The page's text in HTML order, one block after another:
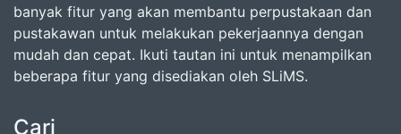
banyak fitur yang akan membantu perpustakaan dan
pustakawan untuk melakukan pekerjaannya dengan
mudah dan cepat. Ikuti tautan ini untuk menampilkan
beberapa fitur yang disediakan oleh SLiMS.
Cari